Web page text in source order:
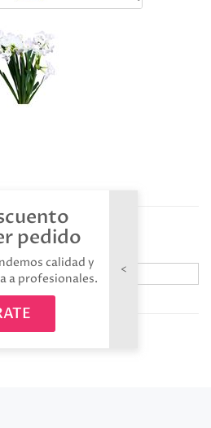
pedido
calidad y
a profesionales.